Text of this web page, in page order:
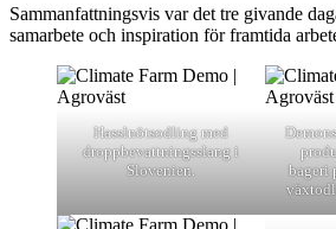
Sammanfattningsvis var det tre givande
samarbete och inspiration för framtida
Hasslnötsodling med
droppbevattningsslang i
Slovenien.
bageri